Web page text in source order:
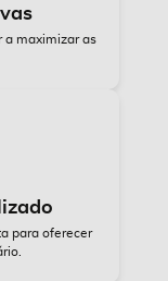
a maximizar as
para oferecer